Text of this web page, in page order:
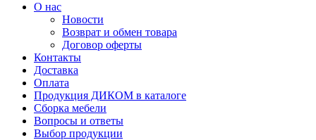
О нас
Новости
Возврат и обмен товара
Договор оферты
Контакты
Доставка
Оплата
Продукция ДИКОМ в каталоге
Сборка мебели
Вопросы и ответы
Выбор продукции